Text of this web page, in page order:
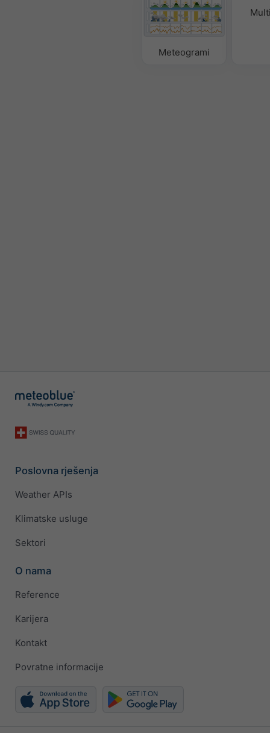
Meteogrami
Poslovna rješenja
Weather APIs
Klimatske usluge
Sektori
O nama
Reference
Karijera
Kontakt
Povratne informacije